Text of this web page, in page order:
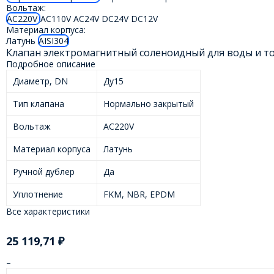
Вольтаж:
AC220VAC110VAC24V DC24V DC12V
Материал корпуса:
Латунь AISI304
Клапан электромагнитный соленоидный для воды и
Подробное описание
Диаметр, DN
Ду15
Тип клапана
Нормально закрытый
Вольтаж
AC220V
Материал корпуса
Латунь
Ручной дублер
Да
Уплотнение
FKM, NBR, EPDM
Все характеристики
25 119,71 ₽
–